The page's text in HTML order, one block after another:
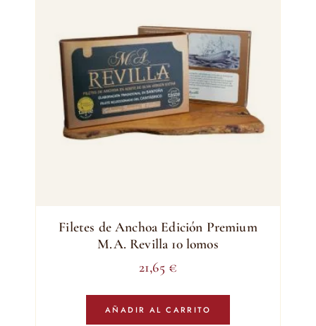
Filetes de Anchoa Edición Premium
M.A. Revilla 10 lomos
21,65 €
AÑADIR AL CARRITO